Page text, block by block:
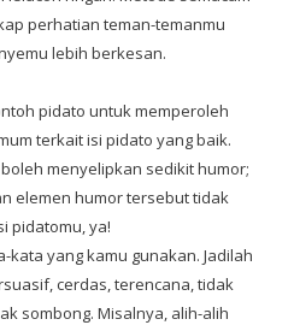
perhatian teman-temanmu
lebih berkesan.
pidato untuk memperoleh
terkait isi pidato yang baik.
boleh menyelipkan sedikit humor;
elemen humor tersebut tidak
pidatomu, ya!
kata yang kamu gunakan. Jadilah
cerdas, terencana, tidak
sombong. Misalnya, alih-alih